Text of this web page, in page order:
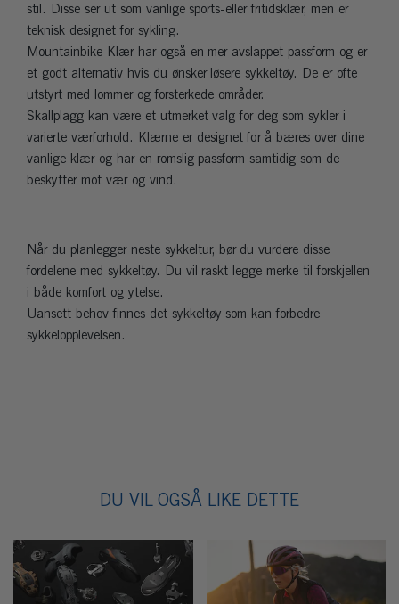
stil. Disse ser ut som vanlige sports-eller fritidsklær, men er
teknisk designet for sykling.
Mountainbike Klær har også en mer avslappet passform og er
et godt alternativ hvis du ønsker løsere sykkeltøy. De er ofte
utstyrt med lommer og forsterkede områder.
Skallplagg kan være et utmerket valg for deg som sykler i
varierte værforhold. Klærne er designet for å bæres over dine
vanlige klær og har en romslig passform samtidig som de
beskytter mot vær og vind.
Når du planlegger neste sykkeltur, bør du vurdere disse
fordelene med sykkeltøy. Du vil raskt legge merke til forskjellen
i både komfort og ytelse.
Uansett behov finnes det sykkeltøy som kan forbedre
sykkelopplevelsen.
DU VIL OGSÅ LIKE DETTE